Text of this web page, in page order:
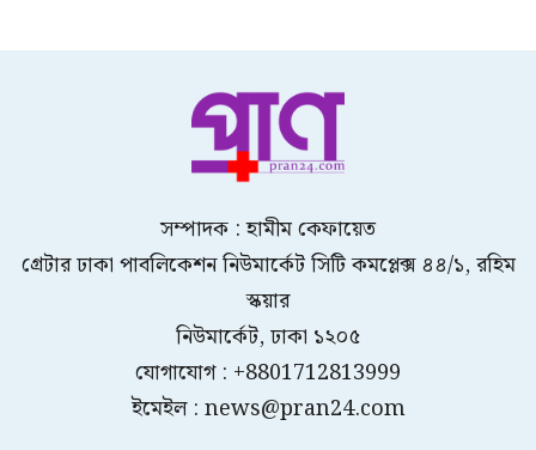
সম্পাদক : হামীম কেফায়েত
গ্রেটার ঢাকা পাবলিকেশন নিউমার্কেট সিটি কমপ্লেক্স ৪৪/১, রহিম
স্কয়ার
নিউমার্কেট, ঢাকা ১২০৫
যোগাযোগ : +8801712813999
ইমেইল : news@pran24.com